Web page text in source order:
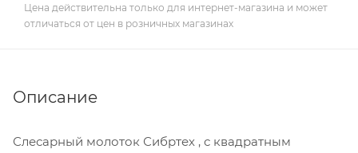
Цена действительна только для интернет-магазина и может
отличаться от цен в розничных магазинах
Описание
Слесарный молоток Сибртех , с квадратным